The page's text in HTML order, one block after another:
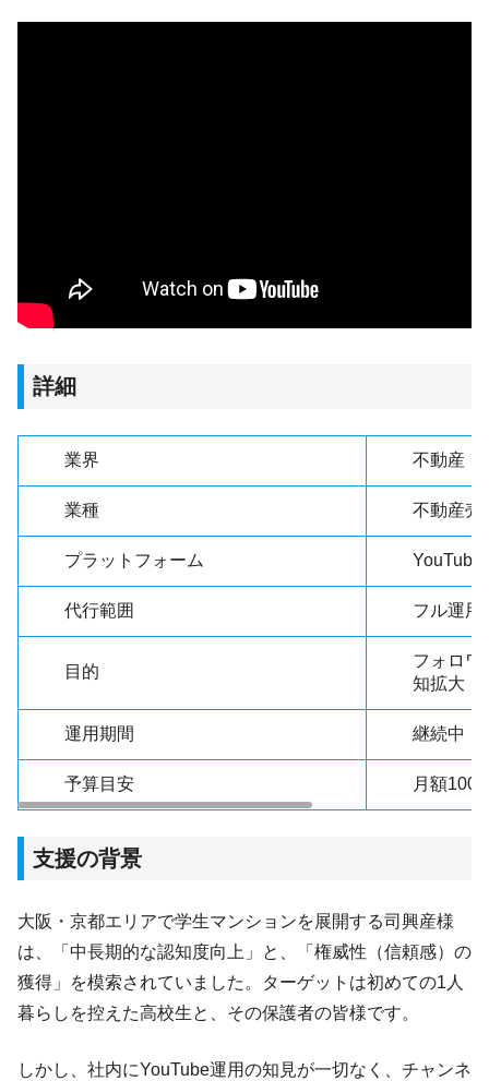
詳細
業界 不動産・
業種 不動産売
プラットフォーム YouTube
代行範囲 フル運用
目的
フォロワ
知拡大
運用期間 継続中
予算目安 月額100
支援の背景
大阪・京都エリアで学生マンションを展開する司興産様
は、「中長期的な認知度向上」と、「権威性（信頼感）の
獲得」を模索されていました。ターゲットは初めての1人
暮らしを控えた高校生と、その保護者の皆様です。
しかし、社内にYouTube運用の知見が一切なく、チャンネ